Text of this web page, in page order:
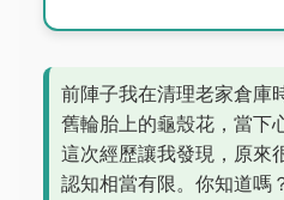
前陣子我在清理老家倉庫
舊輪胎上的龜殼花，當下
這次經歷讓我發現，原來
認知相當有限。你知道嗎